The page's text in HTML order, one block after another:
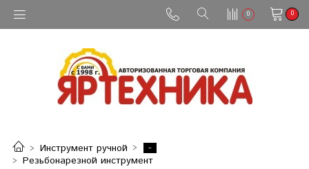
0 0
Инструмент ручной
-
Резьбонарезной инструмент